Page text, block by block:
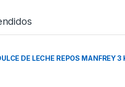
DE LECHE REPOS MANFREY 3